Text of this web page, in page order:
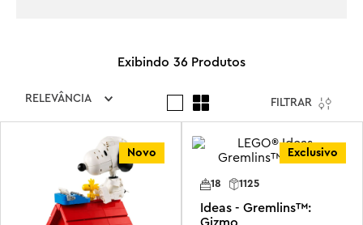
36 Produtos
RELEVÂNCIA FILTRAR
Novo Exclusivo
18 1125
Ideas - Gremlins™: